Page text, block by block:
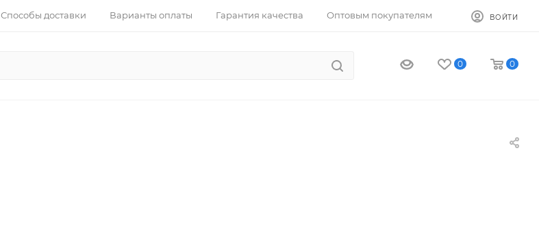
Способы доставки Варианты оплаты Гарантия качества Оптовым покупателям ВОЙТИ
0 0